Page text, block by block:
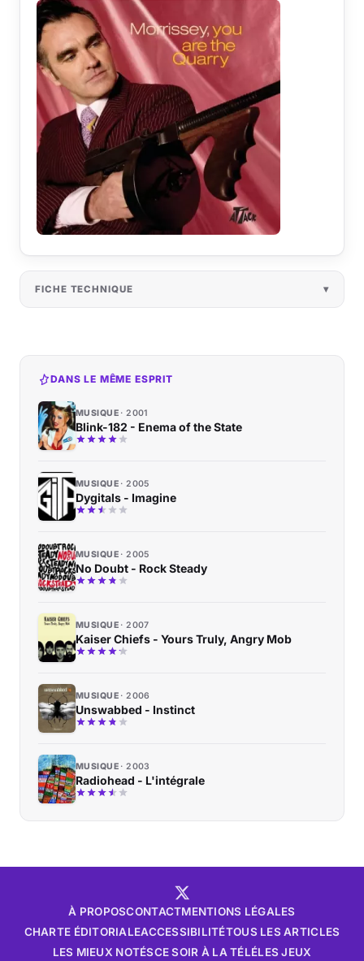
FICHE TECHNIQUE
DANS LE MÊME ESPRIT
MUSIQUE 2001
Blink-182 - Enema of the State
MUSIQUE 2005
Dygitals - Imagine
MUSIQUE 2005
No Doubt - Rock Steady
MUSIQUE 2007
Kaiser Chiefs - Yours Truly, Angry Mob
MUSIQUE 2006
Unswabbed - Instinct
MUSIQUE 2003
Radiohead - L'intégrale
À PROPOSCONTACTMENTIONS LÉGALES
CHARTE ÉDITORIALEACCESSIBILITÉTOUS LES ARTICLES
LES MIEUX NOTÉSCE SOIR À LA TÉLÉLES JEUX